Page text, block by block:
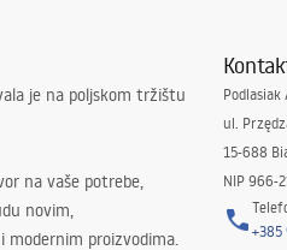
je na poljskom tržištu
na vaše potrebe,
novim,
modernim proizvodima.
Podlasiak
ul.
15-688
NIP 966-
+385